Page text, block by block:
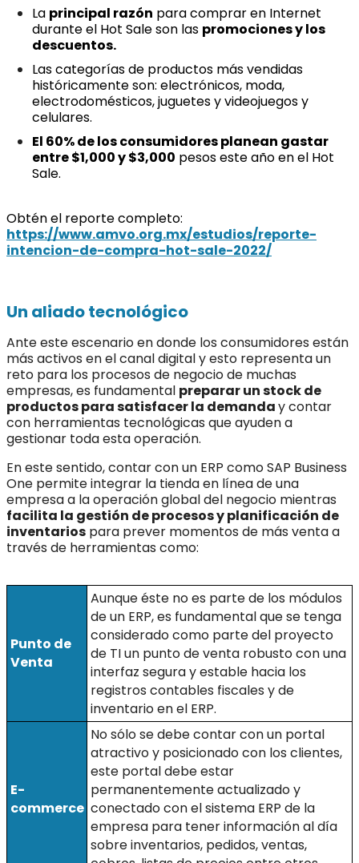
La principal razón para comprar en Internet
durante el Hot Sale son las promociones y los
descuentos.
Las categorías de productos más vendidas
históricamente son: electrónicos, moda,
electrodomésticos, juguetes y videojuegos y
celulares.
El 60% de los consumidores planean gastar
entre $1,000 y $3,000 pesos este año en el Hot
Sale.
Obtén el reporte completo:
https://www.amvo.org.mx/estudios/reporte-
intencion-de-compra-hot-sale-2022/
Un aliado tecnológico
Ante este escenario en donde los consumidores están
más activos en el canal digital y esto representa un
reto para los procesos de negocio de muchas
empresas, es fundamental preparar un stock de
productos para satisfacer la demanday contar
con herramientas tecnológicas que ayuden a
gestionar toda esta operación.
En este sentido, contar con un ERP como SAP Business
One permite integrar la tienda en línea de una
empresa a la operación global del negocio mientras
facilita la gestión de procesos y planificación de
inventarios para prever momentos de más venta a
través de herramientas como:
Punto de
Venta
Aunque éste no es parte de los módulos
de un ERP, es fundamental que se tenga
considerado como parte del proyecto
de TI un punto de venta robusto con una
interfaz segura y estable hacia los
registros contables fiscales y de
inventario en el ERP.
E-
commerce
No sólo se debe contar con un portal
atractivo y posicionado con los clientes,
este portal debe estar
permanentemente actualizado y
conectado con el sistema ERP de la
empresa para tener información al día
sobre inventarios, pedidos, ventas,